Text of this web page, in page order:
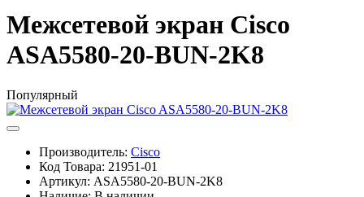
Межсетевой экран Cisco
ASA5580-20-BUN-2K8
Популярный
Производитель: Cisco
Код Товара: 21951-01
Артикул: ASA5580-20-BUN-2K8